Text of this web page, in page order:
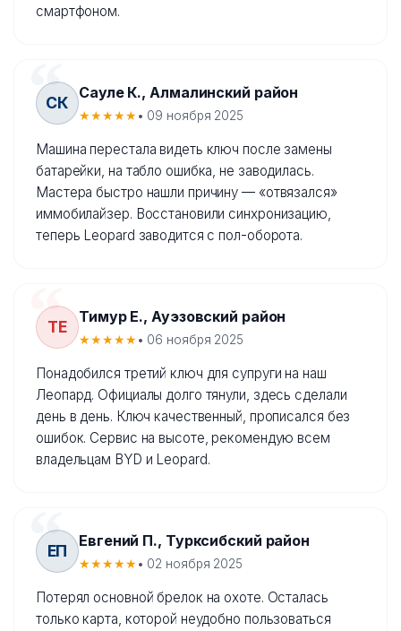
смартфоном.
СК
Сауле К., Алмалинский район
★★★★★• 09 ноября 2025
Машина перестала видеть ключ после замены
батарейки, на табло ошибка, не заводилась.
Мастера быстро нашли причину — «отвязался»
иммобилайзер. Восстановили синхронизацию,
теперь Leopard заводится с пол-оборота.
ТЕ
Тимур Е., Ауэзовский район
★★★★★• 06 ноября 2025
Понадобился третий ключ для супруги на наш
Леопард. Официалы долго тянули, здесь сделали
день в день. Ключ качественный, прописался без
ошибок. Сервис на высоте, рекомендую всем
владельцам BYD и Leopard.
ЕП
Евгений П., Турксибский район
★★★★★• 02 ноября 2025
Потерял основной брелок на охоте. Осталась
только карта, которой неудобно пользоваться